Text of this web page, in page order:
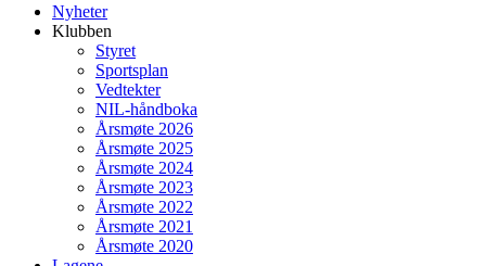
Nyheter
Klubben
Styret
Sportsplan
Vedtekter
NIL-håndboka
Årsmøte 2026
Årsmøte 2025
Årsmøte 2024
Årsmøte 2023
Årsmøte 2022
Årsmøte 2021
Årsmøte 2020